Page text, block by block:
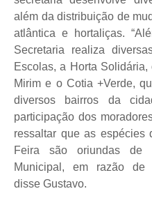
além da distribuição de
atlântica e hortaliças.
Secretaria realiza
Escolas, a Horta Solidária,
Mirim e o Cotia +Verde,
diversos bairros da
participação dos
ressaltar que as espécies
Feira são oriundas de
Municipal, em razão de
disse Gustavo.